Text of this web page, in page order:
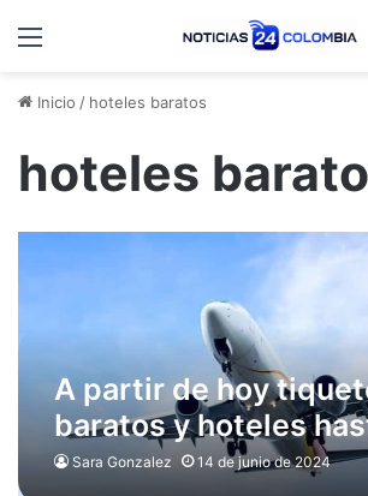
Menú
Inicio / hoteles baratos
hoteles
A partir de hoy
baratos y hoteles
el 70% de descuento
Sara Gonzalez 14 de junio de 2024